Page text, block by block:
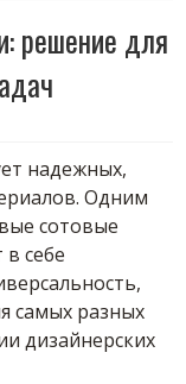
решение для
надежных,
Одним
сотовые
себе
самых разных
дизайнерских